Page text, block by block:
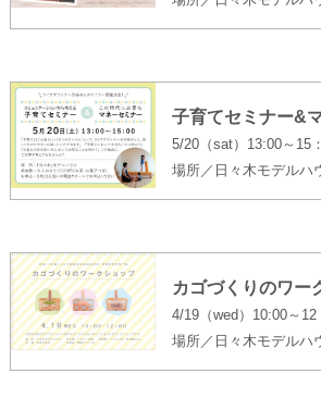
子育てセミナー&
5/20（sat）13:00～15
場所／日々木モデルハ
カゴづくりのワー
4/19（wed）10:00～12
場所／日々木モデルハ